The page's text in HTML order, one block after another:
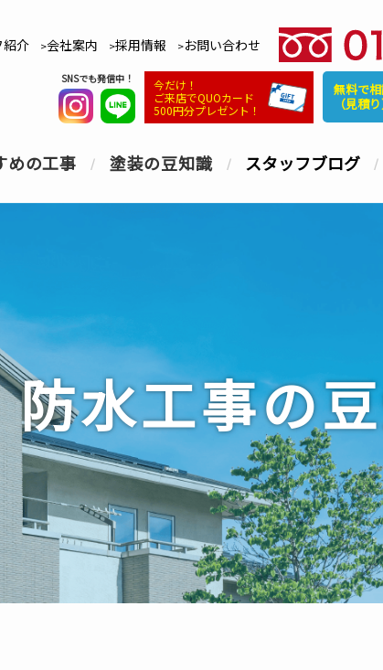
紹介 会社案内 採用情報 お問い合わせ
SNSでも発信中！
今だけ！
ご来店でQUOカード
500円分プレゼント！
無料で
（見積
めの工事 塗装の豆知識 スタッフブログ
水工事の